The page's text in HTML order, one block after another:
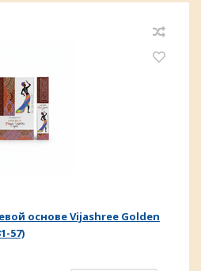
основе Vijashree Golden
57)